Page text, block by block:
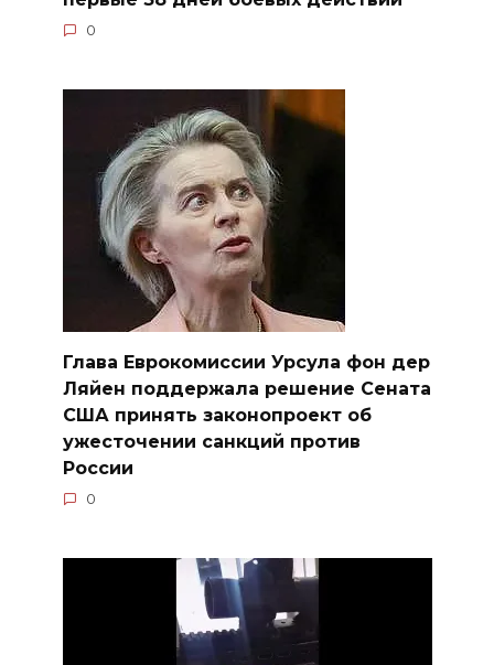
0
Глава Еврокомиссии Урсула фон дер
Ляйен поддержала решение Сената
США принять законопроект об
ужесточении санкций против
России
0